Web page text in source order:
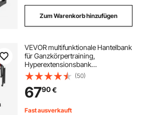
Zum Warenkorb hinzufügen
VEVOR multifunktionale Hantelbank
für Ganzkörpertraining,
Hyperextensionsbank
Rückenverlängerung römischer
Stuhl 150 kg belastbare verstellbare
und faltbare Rückentrainer Heim-
Fitnessstudio
(50)
6790€
Fast ausverkauft